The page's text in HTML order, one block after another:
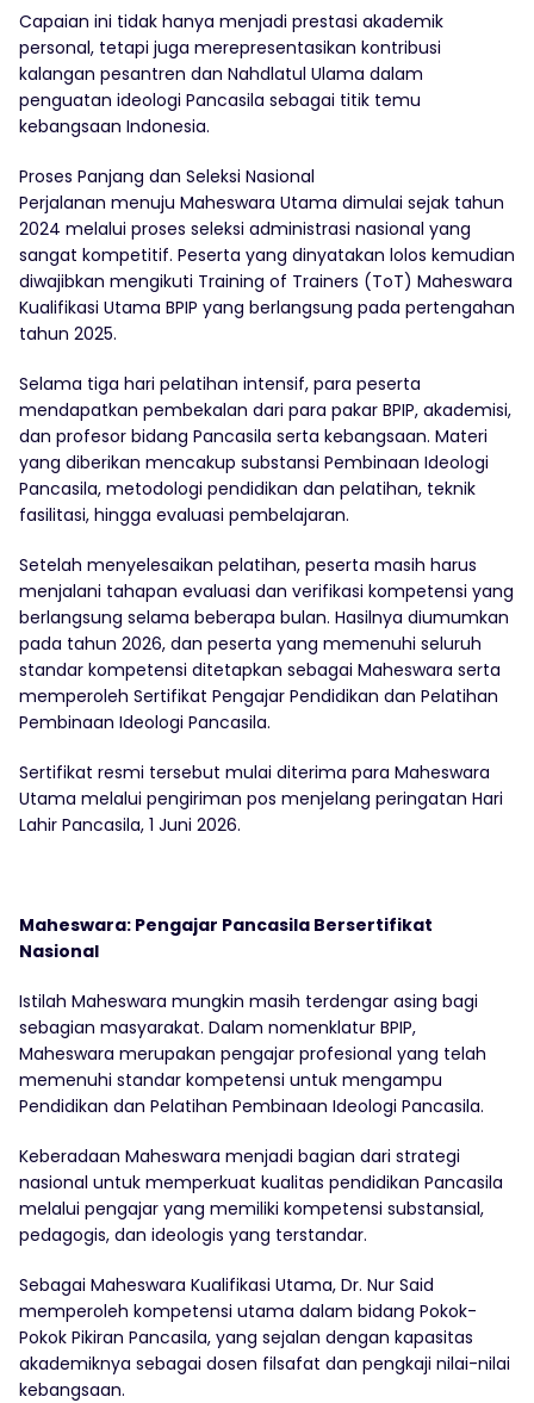
Capaian ini tidak hanya menjadi prestasi akademik
personal, tetapi juga merepresentasikan kontribusi
kalangan pesantren dan Nahdlatul Ulama dalam
penguatan ideologi Pancasila sebagai titik temu
kebangsaan Indonesia.
Proses Panjang dan Seleksi Nasional
Perjalanan menuju Maheswara Utama dimulai sejak tahun
2024 melalui proses seleksi administrasi nasional yang
sangat kompetitif. Peserta yang dinyatakan lolos kemudian
diwajibkan mengikuti Training of Trainers (ToT) Maheswara
Kualifikasi Utama BPIP yang berlangsung pada pertengahan
tahun 2025.
Selama tiga hari pelatihan intensif, para peserta
mendapatkan pembekalan dari para pakar BPIP, akademisi,
dan profesor bidang Pancasila serta kebangsaan. Materi
yang diberikan mencakup substansi Pembinaan Ideologi
Pancasila, metodologi pendidikan dan pelatihan, teknik
fasilitasi, hingga evaluasi pembelajaran.
Setelah menyelesaikan pelatihan, peserta masih harus
menjalani tahapan evaluasi dan verifikasi kompetensi yang
berlangsung selama beberapa bulan. Hasilnya diumumkan
pada tahun 2026, dan peserta yang memenuhi seluruh
standar kompetensi ditetapkan sebagai Maheswara serta
memperoleh Sertifikat Pengajar Pendidikan dan Pelatihan
Pembinaan Ideologi Pancasila.
Sertifikat resmi tersebut mulai diterima para Maheswara
Utama melalui pengiriman pos menjelang peringatan Hari
Lahir Pancasila, 1 Juni 2026.
Maheswara: Pengajar Pancasila Bersertifikat
Nasional
Istilah Maheswara mungkin masih terdengar asing bagi
sebagian masyarakat. Dalam nomenklatur BPIP,
Maheswara merupakan pengajar profesional yang telah
memenuhi standar kompetensi untuk mengampu
Pendidikan dan Pelatihan Pembinaan Ideologi Pancasila.
Keberadaan Maheswara menjadi bagian dari strategi
nasional untuk memperkuat kualitas pendidikan Pancasila
melalui pengajar yang memiliki kompetensi substansial,
pedagogis, dan ideologis yang terstandar.
Sebagai Maheswara Kualifikasi Utama, Dr. Nur Said
memperoleh kompetensi utama dalam bidang Pokok-
Pokok Pikiran Pancasila, yang sejalan dengan kapasitas
akademiknya sebagai dosen filsafat dan pengkaji nilai-nilai
kebangsaan.